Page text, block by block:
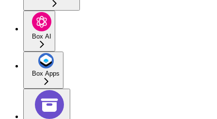
Box AI
Box Apps